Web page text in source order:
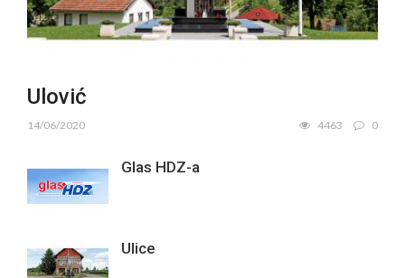
Ulović
14/06/2020 4463 0
Glas HDZ-a
Ulice